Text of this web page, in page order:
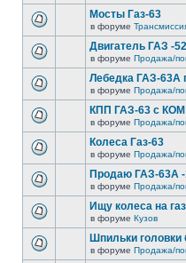
Мосты Газ-63
в форуме
Двигатель ГАЗ -
в форуме Продажа/
Лебедка ГАЗ-63А
в форуме Продажа/
КПП ГАЗ-63 с
в форуме Продажа/
Колеса Газ-63
в форуме Продажа/
Продаю ГАЗ-63А -
в форуме Продажа/
Ищу колеса на
в форуме Кузов
Шпильки головки
в форуме Продажа/